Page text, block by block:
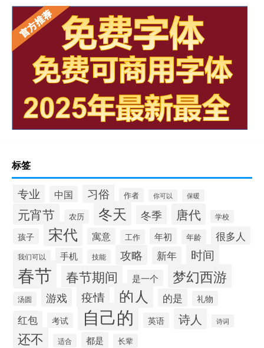
标签
专业 中国 习俗 作者 你可以 保暖
元宵节 农历 冬天 冬季 唐代 学校
孩子 宋代 寓意 工作 年初 年龄 很多人
我们可以 手机 技能 攻略 新年 时间
春节 春节期间 是一个 梦幻西游
汤圆 游戏 疫情 的人 的是 礼物
红包 考试 自己的 英语 诗人 诗词
还不 适合 都是 长辈